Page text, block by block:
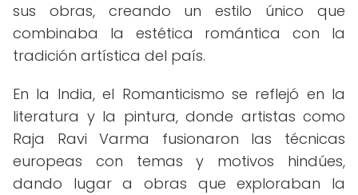
sus obras, creando un estilo único que
combinaba la estética romántica con la
tradición artística del país.
En la India, el Romanticismo se reflejó en la
literatura y la pintura, donde artistas como
Raja Ravi Varma fusionaron las técnicas
europeas con temas y motivos hindúes,
dando lugar a obras que exploraban la